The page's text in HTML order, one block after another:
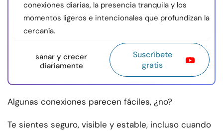
conexiones diarias, la presencia tranquila y los
momentos ligeros e intencionales que profundizan la
cercanía.
sanar y crecer
diariamente
Suscríbete
gratis
Algunas conexiones parecen fáciles, ¿no?
Te sientes seguro, visible y estable, incluso cuando